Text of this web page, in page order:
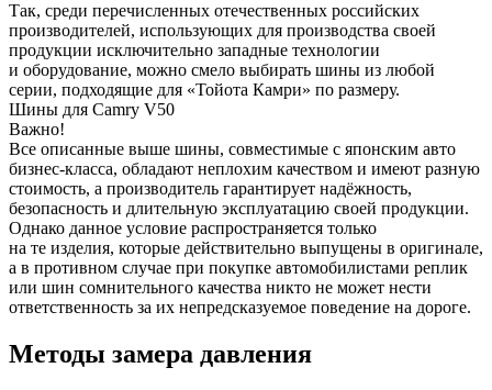
Так, среди перечисленных отечественных российских
производителей, использующих для производства своей
продукции исключительно западные технологии
и оборудование, можно смело выбирать шины из любой
серии, подходящие для «Тойота Камри» по размеру.
Шины для Camry V50
Важно!
Все описанные выше шины, совместимые с японским авто
бизнес-класса, обладают неплохим качеством и имеют разную
стоимость, а производитель гарантирует надёжность,
безопасность и длительную эксплуатацию своей продукции.
Однако данное условие распространяется только
на те изделия, которые действительно выпущены в оригинале,
а в противном случае при покупке автомобилистами реплик
или шин сомнительного качества никто не может нести
ответственность за их непредсказуемое поведение на дороге.
Методы замера давления